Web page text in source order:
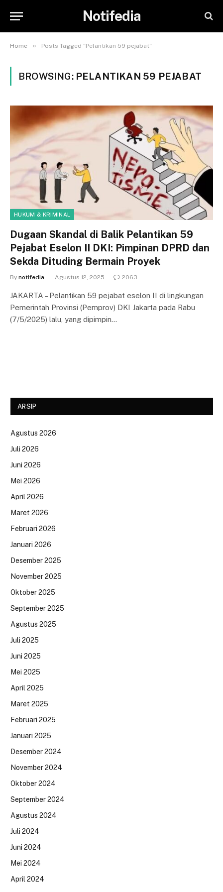
Notifedia
Home » Posts Tagged "Pelantikan 59 pejabat"
BROWSING: PELANTIKAN 59 PEJABAT
HUKUM & KRIMINAL
Dugaan Skandal di Balik Pelantikan 59
Pejabat Eselon II DKI: Pimpinan DPRD dan
Sekda Dituding Bermain Proyek
By notifedia Agustus 12, 2025 2063
JAKARTA – Pelantikan 59 pejabat eselon II di lingkungan
Pemerintah Provinsi (Pemprov) DKI Jakarta pada Rabu
(7/5/2025) lalu, yang dipimpin…
ARSIP
Agustus 2026
Juli 2026
Juni 2026
Mei 2026
April 2026
Maret 2026
Februari 2026
Januari 2026
Desember 2025
November 2025
Oktober 2025
September 2025
Agustus 2025
Juli 2025
Juni 2025
Mei 2025
April 2025
Maret 2025
Februari 2025
Januari 2025
Desember 2024
November 2024
Oktober 2024
September 2024
Agustus 2024
Juli 2024
Juni 2024
Mei 2024
April 2024